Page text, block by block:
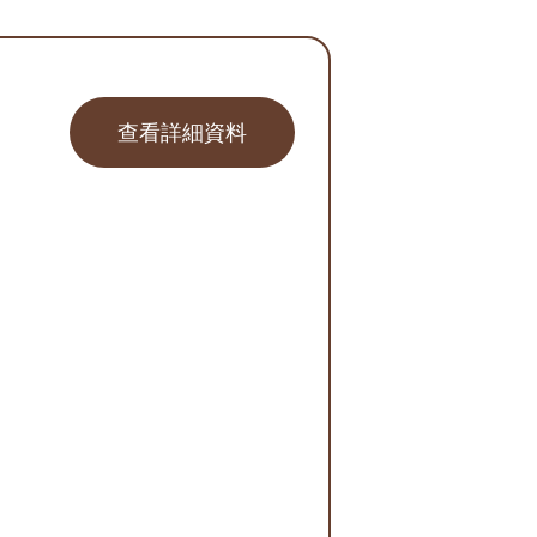
查看詳細資料